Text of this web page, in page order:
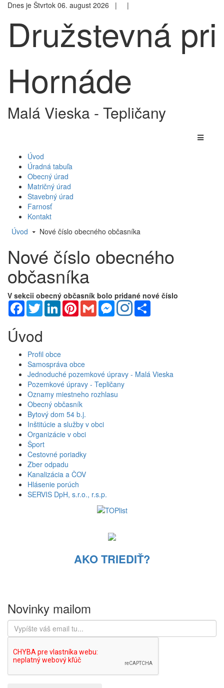
Dnes je Štvrtok 06. august 2026 | |
Družstevná pri
Hornáde
Malá Vieska - Tepličany
Úvod
Úradná tabuľa
Obecný úrad
Matričný úrad
Stavebný úrad
Farnosť
Kontakt
Úvod
Nové číslo obecného občasníka
Nové číslo obecného
občasníka
V sekcii obecný občasník bolo pridané nové číslo
Facebook
TwitterLinkedInPinterestGmail Messenger
Úvod
Profil obce
Samospráva obce
Jednoduché pozemkové úpravy - Malá Vieska
Pozemkové úpravy - Tepličany
Oznamy miestneho rozhlasu
Obecný občasník
Bytový dom 54 b.j.
Inštitúcie a služby v obci
Organizácie v obci
Šport
Cestovné poriadky
Zber odpadu
Kanalizácia a ČOV
Hlásenie porúch
SERVIS DpH, s.r.o., r.s.p.
AKO TRIEDIŤ?
Novinky mailom